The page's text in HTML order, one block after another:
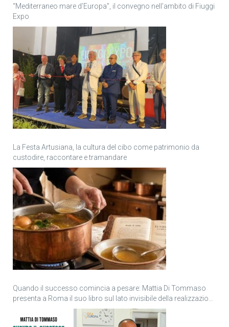
“Mediterraneo mare d’Europa”, il convegno nell’ambito di Fiuggi
Expo
La Festa Artusiana, la cultura del cibo come patrimonio da
custodire, raccontare e tramandare
Quando il successo comincia a pesare: Mattia Di Tommaso
presenta a Roma il suo libro sul lato invisibile della realizzazione